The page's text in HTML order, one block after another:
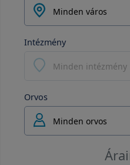
Minden város
Intézmény
Minden intézmény
Orvos
Minden orvos